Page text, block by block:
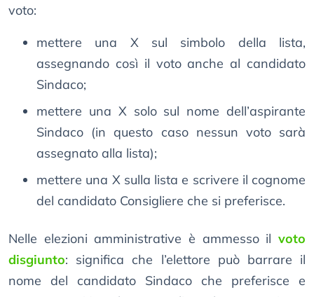
voto:
mettere una X sul simbolo della lista,
assegnando così il voto anche al candidato
Sindaco;
mettere una X solo sul nome dell’aspirante
Sindaco (in questo caso nessun voto sarà
assegnato alla lista);
mettere una X sulla lista e scrivere il cognome
del candidato Consigliere che si preferisce.
Nelle elezioni amministrative è ammesso il voto
disgiunto: significa che l’elettore può barrare il
nome del candidato Sindaco che preferisce e